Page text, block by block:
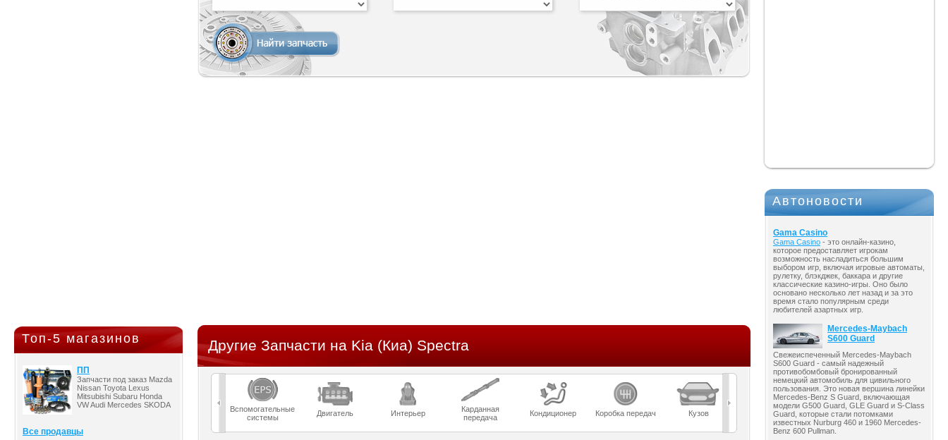
Топ-5 магазинов
ПП
Запчасти под заказ Mazda
Nissan Toyota Lexus
Mitsubishi Subaru Honda
VW Audi Mercedes SKODA
Все продавцы
Другие Запчасти на Kia (Киа) Spectra
Вспомогательные
системы
Двигатель Интерьер
Карданная
передача
Кондиционер Коробка передач Кузов Масла Мост
Автоновости
Gama Casino
Gama Casino - это онлайн-казино,
которое предоставляет игрокам
возможность насладиться большим
выбором игр, включая игровые автоматы,
рулетку, блэкджек, баккара и другие
классические казино-игры. Оно было
основано несколько лет назад и за это
время стало популярным среди
любителей азартных игр.
Mercedes-Maybach
S600 Guard
Свежеиспеченный Mercedes-Maybach
S600 Guard - самый надежный
противобомбовый бронированный
немецкий автомобиль для цивильного
пользования. Это новая вершина линейки
Mercedes-Benz S Guard, включающая
модели G500 Guard, GLE Guard и S-Class
Guard, которые стали потомками
известных Nurburg 460 и 1960 Mercedes-
Benz 600 Pullman.